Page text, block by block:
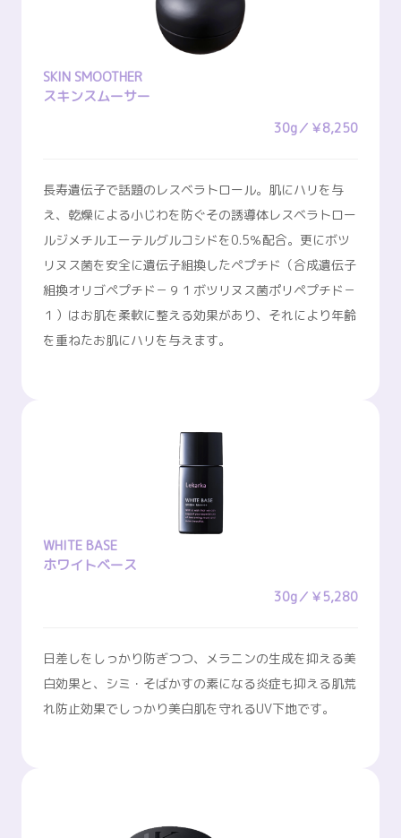
SKIN SMOOTHER
スキンスムーサー
30g／￥8,250
長寿遺伝子で話題のレスベラトロール。肌にハリを与
え、乾燥による小じわを防ぐその誘導体レスベラトロー
ルジメチルエーテルグルコシドを0.5％配合。更にボツ
リヌス菌を安全に遺伝子組換したペプチド（合成遺伝子
組換オリゴペプチド－９１ボツリヌス菌ポリペプチド－
１）はお肌を柔軟に整える効果があり、それにより年齢
を重ねたお肌にハリを与えます。
WHITE BASE
ホワイトベース
30g／￥5,280
日差しをしっかり防ぎつつ、メラニンの生成を抑える美
白効果と、シミ・そばかすの素になる炎症も抑える肌荒
れ防止効果でしっかり美白肌を守れるUV下地です。